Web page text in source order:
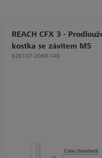
REACH CFX 3 -
kostka se závitem M5
626107-2069-140